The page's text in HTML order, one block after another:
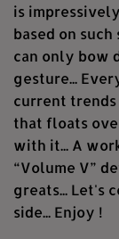
is
based on
can only bow
gesture...
current trends
that floats
with it... A
“Volume V”
greats... Let's
side... Enjoy !